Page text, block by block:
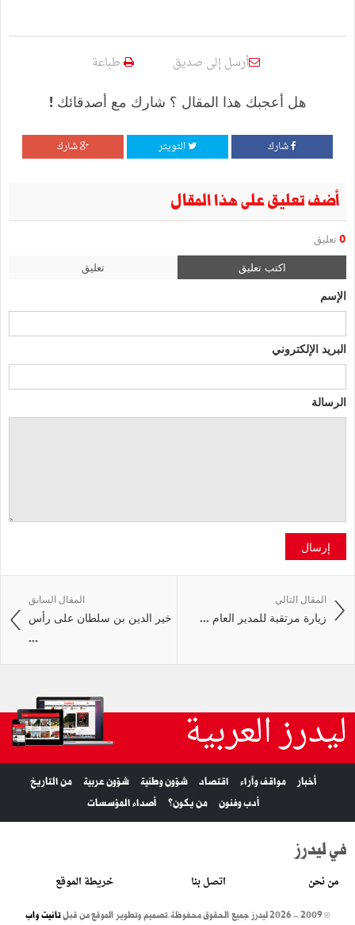
أرسل إلى صديق طباعة
هل أعجبك هذا المقال ؟ شارك مع أصدقائك !
شارك التويتر شارك
أضف تعليق على هذا المقال
0 تعليق
اكتب تعليق تعليق
الإسم
البريد الإلكتروني
الرسالة
إرسال
المقال السابق
خير الدين بن سلطان على رأس
...
المقال التالي
زيارة مرتقبة للمدير العام ...
ليدرز العربية
أخبار مواقف وآراء اقتصاد شؤون وطنية شؤون عربية
من التاريخ
أدب وفنون
من يكون؟ أصداء المؤسسات
في ليدرز
من نحن اتصل بنا خريطة الموقع
© 2009 - 2026 ليدرز جميع الحقوق محفوظة. تصميم وتطوير الموقع من قبلتانيت واب